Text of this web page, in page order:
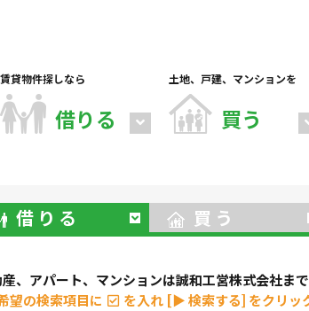
賃貸物件探しなら
借りる
土地、戸建、マンションを
買う
借りる 買う
産、アパート、マンションは誠和工営株式会社ま
望の検索項目に
を入れ [▶ 検索する] をクリッ